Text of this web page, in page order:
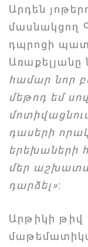
Արդեն
մասնակցող
դպրոցի
Առաքելյանը
համար նոր
մեթոդ եմ
դասերի
երեխաների
մեր
դարձել»։
Արթիկի թիվ